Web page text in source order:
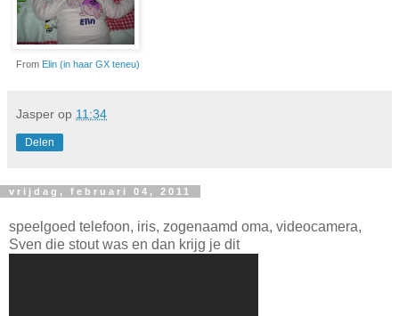
From Elin (in haar GX teneu)
Jasper op 11:34
Delen
vrijdag, februari 04, 2011
speelgoed telefoon, iris, zogenaamd oma, videocamera,
Sven die stout was en dan krijg je dit